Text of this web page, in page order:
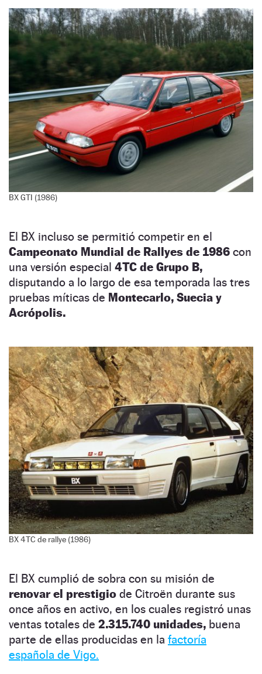
BX GTI (1986)
El BX incluso se permitió competir en el
Campeonato Mundial de Rallyes de 1986 con
una versión especial 4TC de Grupo B,
disputando a lo largo de esa temporada las tres
pruebas míticas de Montecarlo, Suecia y
Acrópolis.
BX 4TC de rallye (1986)
El BX cumplió de sobra con su misión de
renovar el prestigio de Citroën durante sus
once años en activo, en los cuales registró unas
ventas totales de 2.315.740 unidades, buena
parte de ellas producidas en la factoría
española de Vigo.